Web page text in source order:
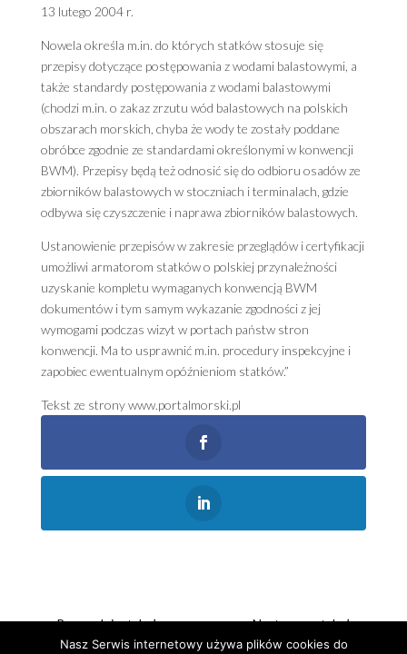
13 lutego 2004 r.
Nowela określa m.in. do których statków stosuje się
przepisy dotyczące postępowania z wodami balastowymi, a
także standardy postępowania z wodami balastowymi
(chodzi m.in. o zakaz zrzutu wód balastowych na polskich
obszarach morskich, chyba że wody te zostały poddane
obróbce zgodnie ze standardami określonymi w konwencji
BWM). Przepisy będą też odnosić się do odbioru osadów ze
zbiorników balastowych w stoczniach i terminalach, gdzie
odbywa się czyszczenie i naprawa zbiorników balastowych.
Ustanowienie przepisów w zakresie przeglądów i certyfikacji
umożliwi armatorom statków o polskiej przynależności
uzyskanie kompletu wymaganych konwencją BWM
dokumentów i tym samym wykazanie zgodności z jej
wymogami podczas wizyt w portach państw stron
konwencji. Ma to usprawnić m.in. procedury inspekcyjne i
zapobiec ewentualnym opóźnieniom statków.”
Tekst ze strony www.portalmorski.pl
←Poprzedni artykuł Następny artykuł→
Nasz Serwis internetowy używa plików cookies do